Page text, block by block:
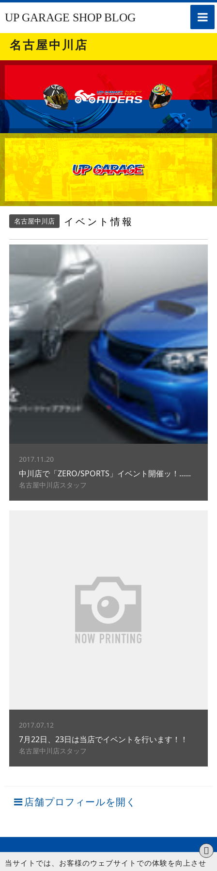
toggle
UP GARAGE SHOP BLOG
名古屋中川店
名古屋中川店 イベント情報
2017.11.20
中川店で「ZERO/SPORTS」イベント開催ッ！......
名古屋中川店スタッフ
2017.07.12
7月22日、23日は当店でイベントを行います！！
名古屋中川店スタッフ
店舗プロフィールを開く
当サイトでは、お客様のウェブサイトでの体験を向上させ